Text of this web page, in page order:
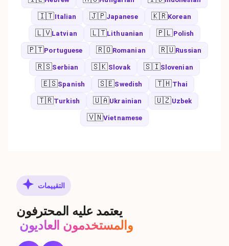
🇮🇹Italian 🇯🇵Japanese 🇰🇷Korean
🇱🇻Latvian 🇱🇹Lithuanian 🇵🇱Polish
🇵🇹Portuguese 🇷🇴Romanian 🇷🇺Russian
🇷🇸Serbian 🇸🇰Slovak 🇸🇮Slovenian
🇪🇸Spanish 🇸🇪Swedish 🇹🇭Thai
🇹🇷Turkish 🇺🇦Ukrainian 🇺🇿Uzbek
🇻🇳Vietnamese
التقييمات
يعتمد عليه المحترفون
والمستخدمون العاديون